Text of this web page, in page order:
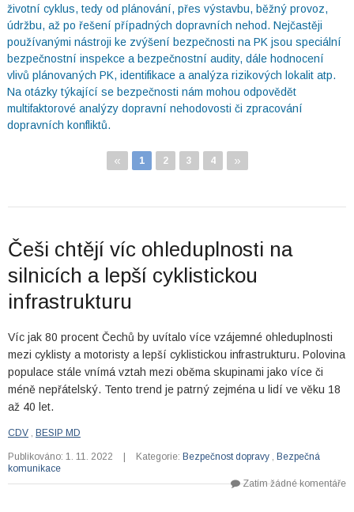
životní cyklus, tedy od plánování, přes výstavbu, běžný provoz,
údržbu, až po řešení případných dopravních nehod. Nejčastěji
používanými nástroji ke zvýšení bezpečnosti na PK jsou speciální
bezpečnostní inspekce a bezpečnostní audity, dále hodnocení
vlivů plánovaných PK, identifikace a analýza rizikových lokalit atp.
Na otázky týkající se bezpečnosti nám mohou odpovědět
multifaktorové analýzy dopravní nehodovosti či zpracování
dopravních konfliktů.
« 1 2 3 4 »
Češi chtějí víc ohleduplnosti na
silnicích a lepší cyklistickou
infrastrukturu
Víc jak 80 procent Čechů by uvítalo více vzájemné ohleduplnosti
mezi cyklisty a motoristy a lepší cyklistickou infrastrukturu. Polovina
populace stále vnímá vztah mezi oběma skupinami jako více či
méně nepřátelský. Tento trend je patrný zejména u lidí ve věku 18
až 40 let.
CDV , BESIP MD
Publikováno: 1. 11. 2022 Kategorie: Bezpečnost dopravy , Bezpečná
komunikace
Zatím žádné komentáře